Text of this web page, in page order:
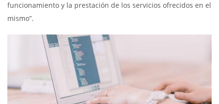
funcionamiento y la prestación de los servicios ofrecidos en el
mismo”.